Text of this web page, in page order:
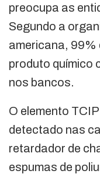
preocupa as
Segundo a
americana, 99%
produto químico
nos bancos.
O elemento
detectado nas
retardador de
espumas de